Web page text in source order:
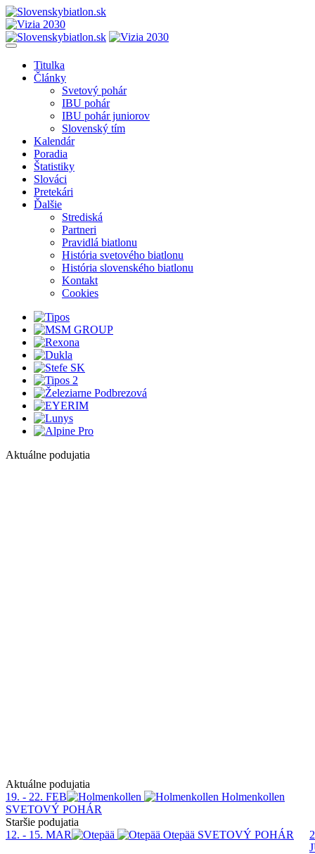
Titulka
Články
Svetový pohár
IBU pohár
IBU pohár juniorov
Slovenský tím
Kalendár
Poradia
Štatistiky
Slováci
Pretekári
Ďalšie
Strediská
Partneri
Pravidlá biatlonu
História svetového biatlonu
História slovenského biatlonu
Kontakt
Cookies
Aktuálne podujatia
Aktuálne podujatia
19. - 22. FEB
Holmenkollen
SVETOVÝ POHÁR
Staršie podujatia
12. - 15. MAR
Otepää SVETOVÝ POHÁR